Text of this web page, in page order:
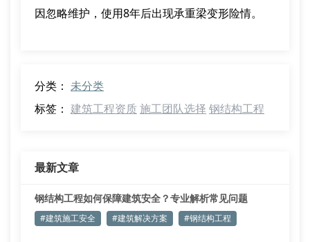
因忽略维护，使用8年后出现承重梁变形险情。
分类： 未分类
标签： 建筑工程资质 施工团队选择 钢结构工程
最新文章
钢结构工程如何保障建筑安全？专业解析常见问题
#建筑施工安全 #建筑解决方案 #钢结构工程